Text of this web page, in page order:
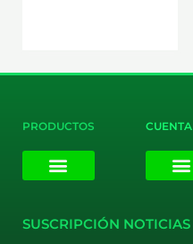
PRODUCTOS CUENTA
SUSCRIPCIÓN NOTICIAS